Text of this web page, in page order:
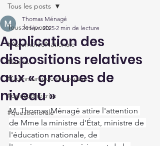
Tous les posts
#AssembléeNationale
#Loiret
#Communiqué de presse
#questionécrite
#questionorale
Tous les posts
Application des
dispositions relatives
aux « groupes de
niveau »
Thomas Ménagé
24 févr. 2025 2 min de lecture
M. Thomas Ménagé attire l'attention
de Mme la ministre d'État, ministre de
l'éducation nationale, de